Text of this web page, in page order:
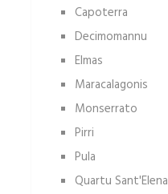
Capoterra
Decimomannu
Elmas
Maracalagonis
Monserrato
Pirri
Pula
Quartu Sant'Elena